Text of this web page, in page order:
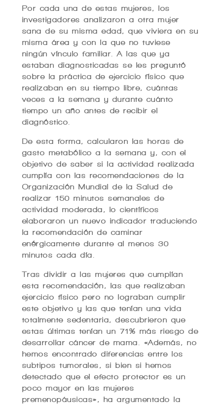
Por cada una de estas mujeres, los
investigadores analizaron a otra mujer
sana de su misma edad, que viviera en su
misma área y con la que no tuviese
ningún vínculo familiar. A las que ya
estaban diagnosticadas se les preguntó
sobre la práctica de ejercicio físico que
realizaban en su tiempo libre, cuántas
veces a la semana y durante cuánto
tiempo un año antes de recibir el
diagnóstico.
De esta forma, calcularon las horas de
gasto metabólico a la semana y, con el
objetivo de saber si la actividad realizada
cumplía con las recomendaciones de la
Organización Mundial de la Salud de
realizar 150 minutos semanales de
actividad moderada, lo científicos
elaboraron un nuevo indicador traduciendo
la recomendación de caminar
enérgicamente durante al menos 30
minutos cada día.
Tras dividir a las mujeres que cumplían
esta recomendación, las que realizaban
ejercicio físico pero no lograban cumplir
este objetivo y las que tenían una vida
totalmente sedentaria, descubrieron que
estas últimas tenían un 71% más riesgo de
desarrollar cáncer de mama. «Además, no
hemos encontrado diferencias entre los
subtipos tumorales, si bien si hemos
detectado que el efecto protector es un
poco mayor en las mujeres
premenopáusicas», ha argumentado la